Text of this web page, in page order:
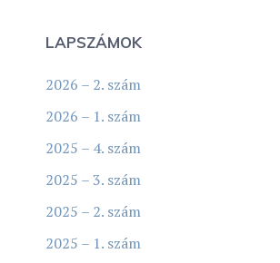
LAPSZÁMOK
2026 – 2. szám
2026 – 1. szám
2025 – 4. szám
2025 – 3. szám
2025 – 2. szám
2025 – 1. szám